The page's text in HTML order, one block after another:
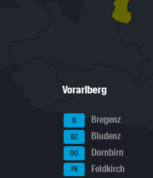
Vorarlberg
B Bregenz
BZ Bludenz
DO Dornbirn
FK Feldkirch